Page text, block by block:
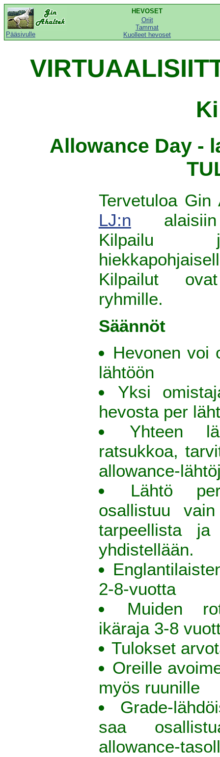
Pääsivulle
HEVOSET
Oriit
Tammat
Kuolleet hevoset
Allowance Day -
Tervetuloa Gin
LJ:n alaisiin
Kilpailu
Kilpailut
ryhmille.
Säännöt
Hevonen voi
lähtöön
Yksi
hevosta per
Yhteen
ratsukkoa,
allowance-
Lähtö
osallistuu
tarpeellista ja
yhdistellään.
2-8-vuotta
Muiden
ikäraja 3-8
Tulokset
Oreille
myös ruunille
Grade-
saa
allowance-